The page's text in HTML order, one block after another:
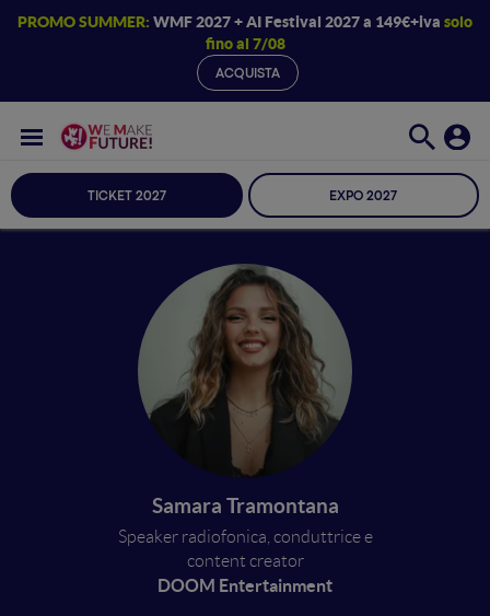
PROMO SUMMER: WMF 2027 + AI Festival 2027 a 149€+iva solo
fino al 7/08
ACQUISTA
TICKET 2027 EXPO 2027
Samara Tramontana
Speaker radiofonica, conduttrice e
content creator
DOOM Entertainment